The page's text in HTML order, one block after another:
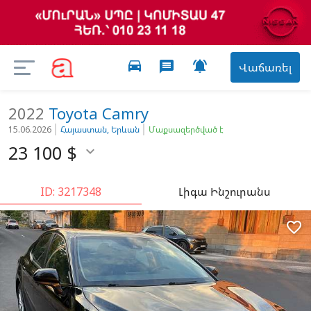
Վաճառել

message
directions_car
2022 Toyota Camry
15.06.2026 Հայաստան, Երևան Մաքսազերծված է
23 100 $ 
ID: 3217348 Լիգա Ինշուրանս
favorite_border